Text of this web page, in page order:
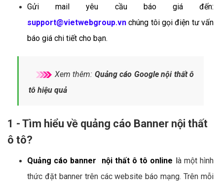
Gửi mail yêu cầu báo giá đến:
support@vietwebgroup.vn chúng tôi gọi điện tư vấn
báo giá chi tiết cho bạn.
Xem thêm: Quảng cáo Google nội thất ô
tô hiệu quả
1 - Tìm hiểu về quảng cáo Banner nội thất
ô tô?
Quảng cáo banner nội thất ô tô online là một hình
thức đặt banner trên các website báo mạng. Trên mỗi